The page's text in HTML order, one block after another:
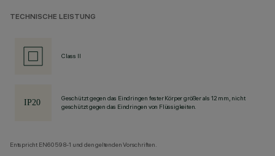
TECHNISCHE LEISTUNG
Class II
Geschützt gegen das Eindringen fester Körper größer als 12 mm, nicht
geschützt gegen das Eindringen von Flüssigkeiten.
Entspricht EN60598-1 und den geltenden Vorschriften.